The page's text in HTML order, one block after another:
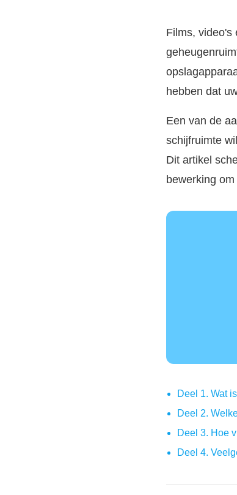
Films, video's
hebben dat
Een van de
schijfruimte
Dit artikel
bewerking
Deel 1. Wat
Deel 2.
Deel 3. Hoe
Deel 4.